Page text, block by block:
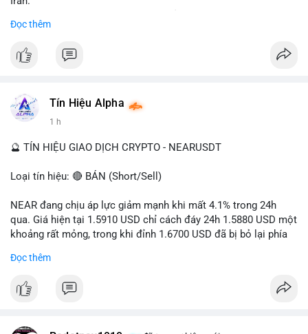
- Tác động: rủi ro cho thị trường crypto, tăng áp lực pháp lý.
#binancesquare
#vlikevn #titanbot
📰 Nguồn: Cointelegraph
Đọc thêm
Tín Hiệu Alpha
1 h
🔮 TÍN HIỆU GIAO DỊCH CRYPTO - NEARUSDT
Loại tín hiệu: 🔴 BÁN (Short/Sell)
NEAR đang chịu áp lực giảm mạnh khi mất 4.1% trong 24h
qua. Giá hiện tại 1.5910 USD chỉ cách đáy 24h 1.5880 USD một
khoảng rất mỏng, trong khi đỉnh 1.6700 USD đã bị bỏ lại phía
kiểm soát hoàn toàn. Khối lượng giao dịch 10.29 triệu NEAR
tiếp diễn.
Đọc thêm